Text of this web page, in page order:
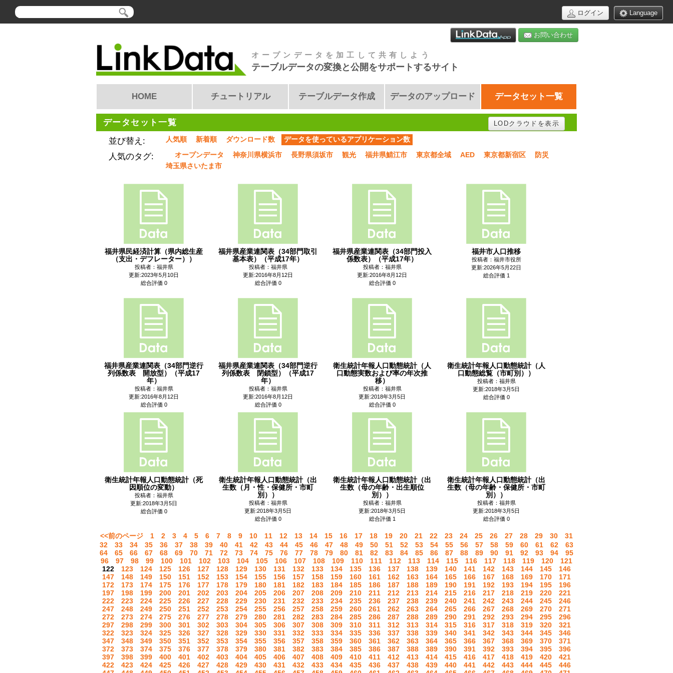
Language
ログイン
お問い合わせ
オープンデータを加工して共有しよう
テーブルデータの変換と公開をサポートするサイト
HOME チュートリアル テーブルデータ作成 データのアップロード データセット一覧
データセット一覧 LODクラウドを表示
並び替え: 人気順 新着順 ダウンロード数 データを使っているアプリケーション数
人気のタグ: オープンデータ 神奈川県横浜市 長野県須坂市 観光 福井県鯖江市 東京都全域 AED 東京都新宿区
防災
埼玉県さいたま市
福井県民経済計算（県内総生産
（支出・デフレーター））
投稿者：福井県
更新:2023年5月10日
総合評価 0
福井県産業連関表（34部門取引
基本表）（平成17年）
投稿者：福井県
更新:2016年8月12日
総合評価 0
福井県産業連関表（34部門投入
係数表）（平成17年）
投稿者：福井県
更新:2016年8月12日
総合評価 0
福井市人口推移
投稿者：福井市役所
更新:2026年5月22日
総合評価 1
福井県産業連関表（34部門逆行
列係数表 開放型）（平成17
年）
投稿者：福井県
更新:2016年8月12日
総合評価 0
福井県産業連関表（34部門逆行
列係数表 閉鎖型）（平成17
年）
投稿者：福井県
更新:2016年8月12日
総合評価 0
衛生統計年報人口動態統計（人
口動態実数および率の年次推
移）
投稿者：福井県
更新:2018年3月5日
総合評価 0
衛生統計年報人口動態統計（人
口動態総覧（市町別））
投稿者：福井県
更新:2018年3月5日
総合評価 0
衛生統計年報人口動態統計（死
因順位の変動）
投稿者：福井県
更新:2018年3月5日
総合評価 0
衛生統計年報人口動態統計（出
生数（月・性・保健所・市町
別））
投稿者：福井県
更新:2018年3月5日
総合評価 0
衛生統計年報人口動態統計（出
生数（母の年齢・出生順位
別））
投稿者：福井県
更新:2018年3月5日
総合評価 1
衛生統計年報人口動態統計（出
生数（母の年齢・保健所・市町
別））
投稿者：福井県
更新:2018年3月5日
総合評価 0
<<前のページ 1 2 3 4 5 6 7 8 9 10 11 12 13 14 15 16 17 18 19 20 21 22 23 24 25 26 27 28 29 30
31
32
33 34 35 36 37 38 39 40 41 42 43 44 45 46 47 48 49 50 51 52 53 54 55 56 57 58 59 60 61 62
63
64
65 66 67 68 69 70 71 72 73 74 75 76 77 78 79 80 81 82 83 84 85 86 87 88 89 90 91 92 93 94
95
96
97 98 99 100 101 102 103 104 105 106 107 108 109 110 111 112 113 114 115 116 117 118 119 120
121
122
123 124 125 126 127 128 129 130 131 132 133 134 135 136 137 138 139 140 141 142 143 144 145
146
147
148 149 150 151 152 153 154 155 156 157 158 159 160 161 162 163 164 165 166 167 168 169 170
171
172
173 174 175 176 177 178 179 180 181 182 183 184 185 186 187 188 189 190 191 192 193 194 195
196
197
198 199 200 201 202 203 204 205 206 207 208 209 210 211 212 213 214 215 216 217 218 219 220
221
222
223 224 225 226 227 228 229 230 231 232 233 234 235 236 237 238 239 240 241 242 243 244 245
246
247
248 249 250 251 252 253 254 255 256 257 258 259 260 261 262 263 264 265 266 267 268 269 270
271
272
273 274 275 276 277 278 279 280 281 282 283 284 285 286 287 288 289 290 291 292 293 294 295
296
297
298 299 300 301 302 303 304 305 306 307 308 309 310 311 312 313 314 315 316 317 318 319 320
321
322
323 324 325 326 327 328 329 330 331 332 333 334 335 336 337 338 339 340 341 342 343 344 345
346
347
348 349 350 351 352 353 354 355 356 357 358 359 360 361 362 363 364 365 366 367 368 369 370
371
372
373 374 375 376 377 378 379 380 381 382 383 384 385 386 387 388 389 390 391 392 393 394 395
396
397
398 399 400 401 402 403 404 405 406 407 408 409 410 411 412 413 414 415 416 417 418 419 420
421
422
423 424 425 426 427 428 429 430 431 432 433 434 435 436 437 438 439 440 441 442 443 444 445
446